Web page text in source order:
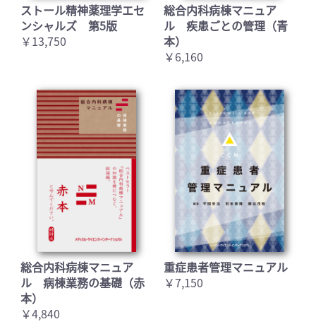
ストール精神薬理学エセ
ンシャルズ 第5版
￥13,750
総合内科病棟マニュア
ル 疾患ごとの管理（青
本）
￥6,160
総合内科病棟マニュア
ル 病棟業務の基礎（赤
本）
￥4,840
重症患者管理マニュアル
￥7,150